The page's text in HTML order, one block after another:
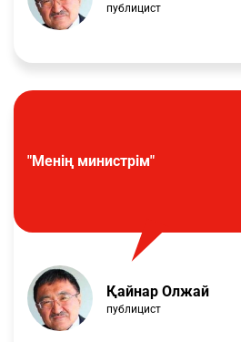
публицист
"Менің министрім"
Қайнар Олжай
публицист